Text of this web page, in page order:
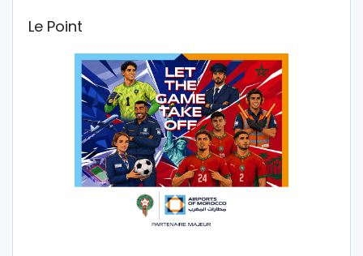
Le Point